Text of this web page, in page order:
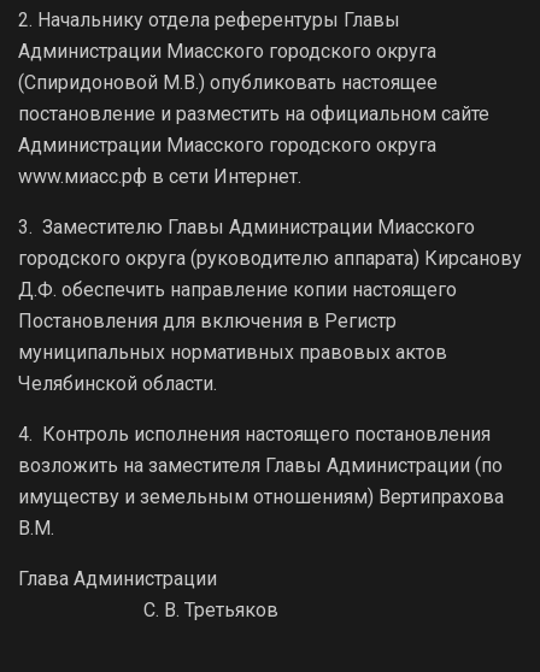
2. Начальнику отдела референтуры Главы
Администрации Миасского городского округа
(Спиридоновой М.В.) опубликовать настоящее
постановление и разместить на официальном сайте
Администрации Миасского городского округа
www.миасс.рф в сети Интернет.
3. Заместителю Главы Администрации Миасского
городского округа (руководителю аппарата) Кирсанову
Д.Ф. обеспечить направление копии настоящего
Постановления для включения в Регистр
муниципальных нормативных правовых актов
Челябинской области.
4. Контроль исполнения настоящего постановления
возложить на заместителя Главы Администрации (по
имуществу и земельным отношениям) Вертипрахова
В.М.
Глава Администрации
С. В. Третьяков